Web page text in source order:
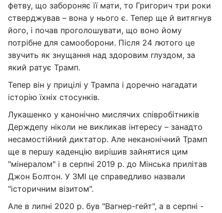
фетву, що забороняє її мати, то Григорич три роки
стверджував – вона у нього є. Тепер ще й витягнув
його, і почав проголошувати, що воно йому
потрібне для самооборони. Після 24 лютого це
звучить як знущання над здоровим глуздом, за
який ратує Трамп.
Тепер він у прицілі у Трампа і доречно нагадати
історію їхніх стосунків.
Лукашенко у канонічно мислячих співробітників
Держдепу ніколи не викликав інтересу – занадто
несамостійний диктатор. Але неканонічний Трамп
ще в першу каденцію вирішив зайнятися цим
"мінералом" і в серпні 2019 р. до Мінська прилітав
Джон Болтон. У ЗМІ це справедливо назвали
"історичним візитом".
Але в липні 2020 р. був "Вагнер-гейт", а в серпні -